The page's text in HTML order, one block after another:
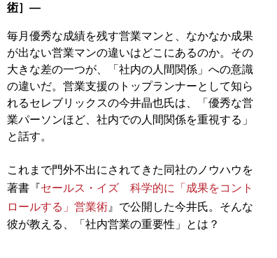
術］―
毎月優秀な成績を残す営業マンと、なかなか成果
が出ない営業マンの違いはどこにあるのか。その
大きな差の一つが、「社内の人間関係」への意識
の違いだ。営業支援のトップランナーとして知ら
れるセレブリックスの今井晶也氏は、「優秀な営
業パーソンほど、社内での人間関係を重視する」
と話す。
これまで門外不出にされてきた同社のノウハウを
著書『セールス・イズ 科学的に「成果をコント
ロールする」営業術 』で公開した今井氏。そんな
彼が教える、「社内営業の重要性」とは？